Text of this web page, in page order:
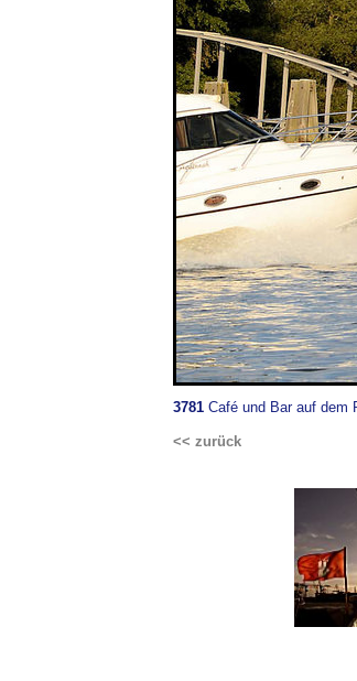
3781 Café und Bar auf dem
<< zurück